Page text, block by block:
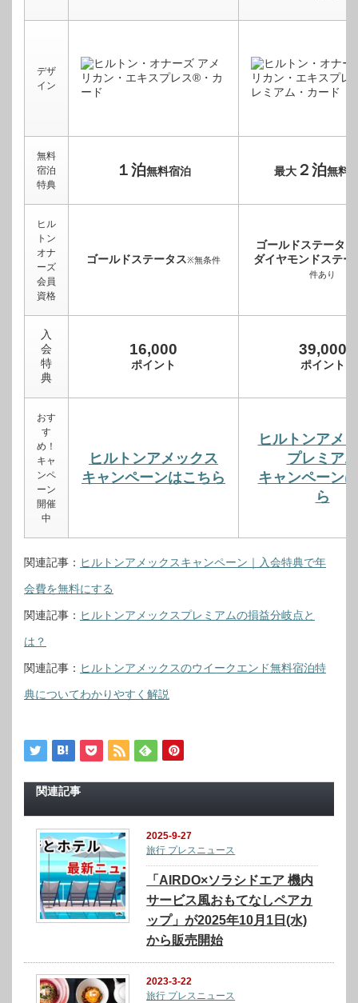
デザ
イン
無料
宿泊
特典
１泊無料宿泊 最大２泊無料
ヒル
トン
オナ
ーズ
会員
資格
ゴールドステータス※無条件
ゴールドステータス
ダイヤモンドステー
件あり
入
会
特
典
16,000
ポイント
39,000
ポイント
おす
す
め！
キャ
ンペ
ーン
開催
中
ヒルトンアメックス
キャンペーンはこちら
ヒルトンアメ
プレミアム
キャンペーン
ら
関連記事： ヒルトンアメックスキャンペーン｜入会特典で年
会費を無料にする
関連記事： ヒルトンアメックスプレミアムの損益分岐点と
は？
関連記事： ヒルトンアメックスのウイークエンド無料宿泊特
典についてわかりやすく解説
関連記事
2025-9-27
旅行 プレスニュース
「AIRDO×ソラシドエア 機内
サービス風おもてなしペアカ
ップ」が2025年10月1日(水)
から販売開始
2023-3-22
旅行 プレスニュース